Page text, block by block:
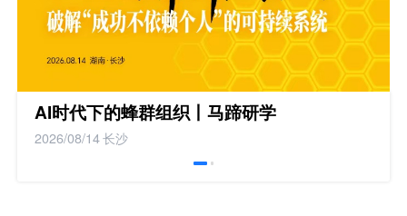
AI时代下的蜂群组织丨马蹄研学
2026/08/14长沙